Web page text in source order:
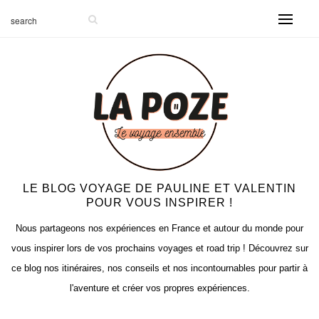
LE BLOG VOYAGE DE PAULINE ET VALENTIN
POUR VOUS INSPIRER !
Nous partageons nos expériences en France et autour du monde pour
vous inspirer lors de vos prochains voyages et road trip ! Découvrez sur
ce blog nos itinéraires, nos conseils et nos incontournables pour partir à
l'aventure et créer vos propres expériences.